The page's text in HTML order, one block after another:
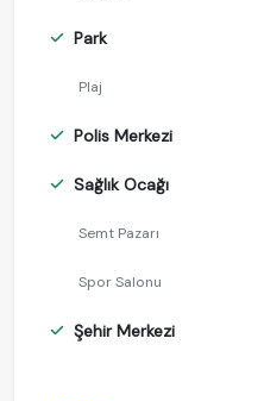
Park
Plaj
Polis Merkezi
Sağlık Ocağı
Semt Pazarı
Spor Salonu
Şehir Merkezi